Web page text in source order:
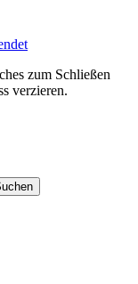
zum Schließen
verzieren.